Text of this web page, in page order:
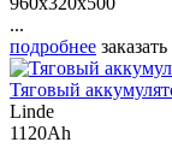
...
подробнее заказать
Тяговый
Linde
1120Ah